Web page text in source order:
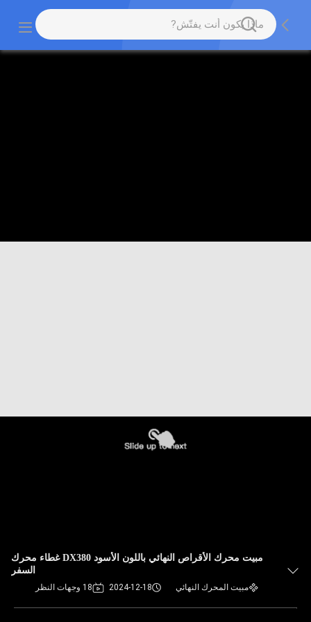
مبيت محرك الأقراص النهائي باللون الأسود DX380 غطاء محرك
السفر
مبيت المحرك النهائي 2024-12-18 18 وجهات النظر